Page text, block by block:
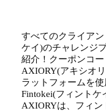
すべてのクライア
ケイ)のチャレンジ
紹介！クーポンコ
AXIORY(アキシオ
ラットフォームを
Fintokei(フィントケ
AXIORYは、フィ